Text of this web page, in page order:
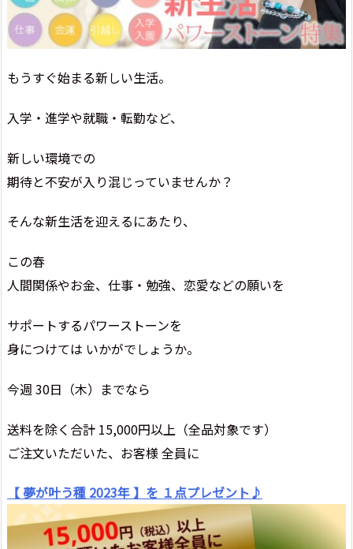
もうすぐ始まる新しい生活。
入学・進学や就職・転勤など、
新しい環境での
期待と不安が入り混じっていませんか？
そんな新生活を迎えるにあたり、
この春
人間関係やお金、仕事・勉強、恋愛などの願いを
サポートするパワーストーンを
身につけては いかがでしょうか。
今週 30日（木）までなら
送料を除く合計 15,000円以上（全品対象です）
ご注文いただいた、お客様 全員に
【 夢が叶う種 2023年 】を １点プレゼント♪